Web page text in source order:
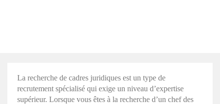
La recherche de cadres juridiques est un type de
recrutement spécialisé qui exige un niveau d’expertise
supérieur. Lorsque vous êtes à la recherche d’un chef des